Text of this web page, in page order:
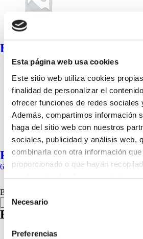
Esta página web usa cookies
Este sitio web utiliza cookies
finalidad de personalizar el
ofrecer funciones de redes sociales
Además, compartimos información
haga del sitio web con nuestros
sociales, publicidad y análisis web,
combinarla con otra información
proporcionado o que hayan
Más información
Selección
consentimiento
Necesario
Preferencias
Hidronutritiva Protectora
Reparador Labial
6,60€
Buscar
Entradas recientes
Laboratorios Babé impulsa su